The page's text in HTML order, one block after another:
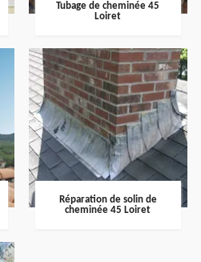
Tubage de cheminée 45
Loiret
Réparation de solin de
cheminée 45 Loiret